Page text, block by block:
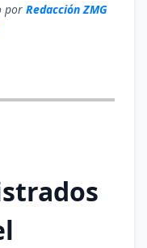
por Redacción ZMG